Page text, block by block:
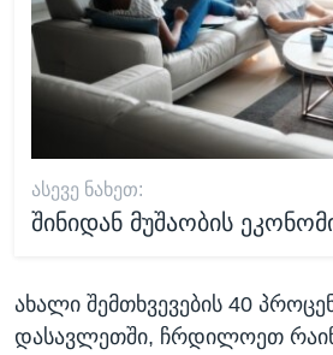
ᲐᲡᲔᲕᲔ ᲜᲐᲮᲔᲗ:
შინიდან მუშაობის
ახალი შემთხვევების 40
დასავლეთში, ჩრდილოეთ